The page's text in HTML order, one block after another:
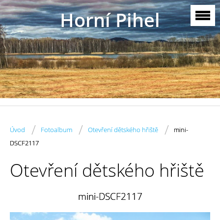
Horní Pihel
Úvod / Fotoalbum / Otevření dětského hřiště /
mini-
DSCF2117
Otevření dětského hřiště
mini-DSCF2117